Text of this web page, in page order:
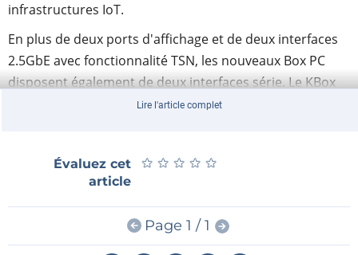
infrastructures IoT.
En plus de deux ports d'affichage et de deux interfaces
2.5GbE avec fonctionnalité TSN, les nouveaux Box PC
disposent également de deux interfaces série. Le KBox
A-151-RPL offre quatre ports USB 3.2 rapides, tandis que
Grâce aux trois slots d'extension M.2, qui peuvent être
de terrain et des technologies sans fil telles que la
connectivité 4G/5G ou WiFi 6, les KBox A-151-AML/ADN
Lire l'article complet
Évaluez cet
article
★ ★ ★ ★ ★
★ ★ ★ ★ ★
Page 1 / 1